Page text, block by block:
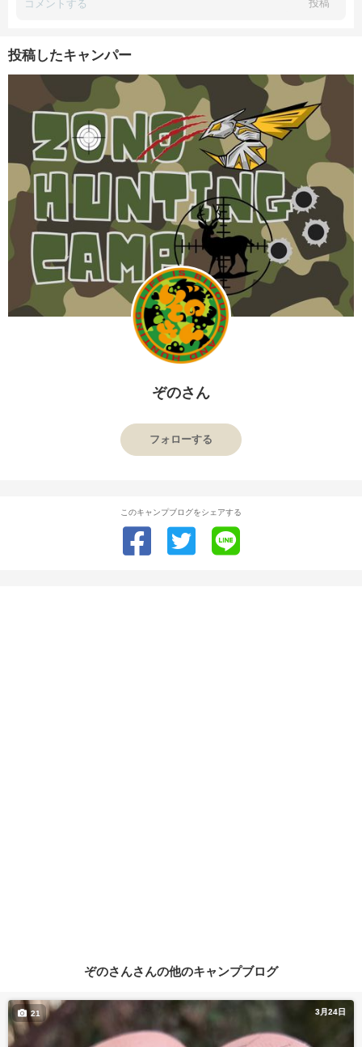
投稿
投稿したキャンパー
ぞのさん
フォローする
このキャンプブログをシェアする
ぞのさんさんの他のキャンプブログ
3月24日
21